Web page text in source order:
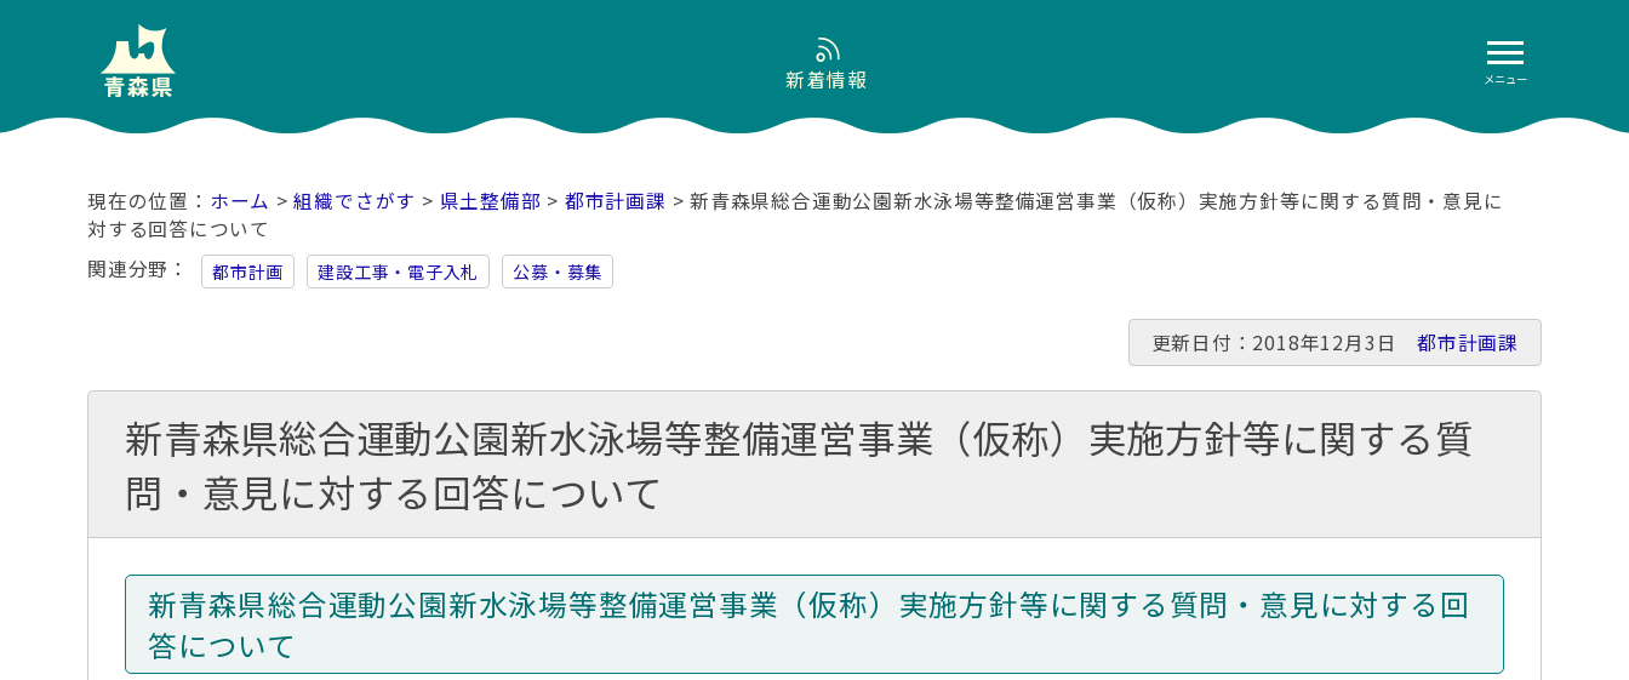
メニュー
新着情報
ホーム >組織でさがす > 県土整備部 > 都市計画課 > 新青森県総合運動公園新水泳場等整備運営事業（仮称）実施方針等に関する質問・意見に
対する回答について
関連分野
都市計画 建設工事・電子入札 公募・募集
更新日付：2018年12月3日都市計画課
新青森県総合運動公園新水泳場等整備運営事業（仮称）実施方針等に関する質
問・意見に対する回答について
新青森県総合運動公園新水泳場等整備運営事業（仮称）実施方針等に関する質問・意見に対する回
答について